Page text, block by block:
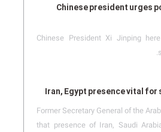
Chinese president urges
Chinese President Xi Jinping
Iran, Egypt presence vital
Former Secretary General of the
that presence of Iran, Saudi